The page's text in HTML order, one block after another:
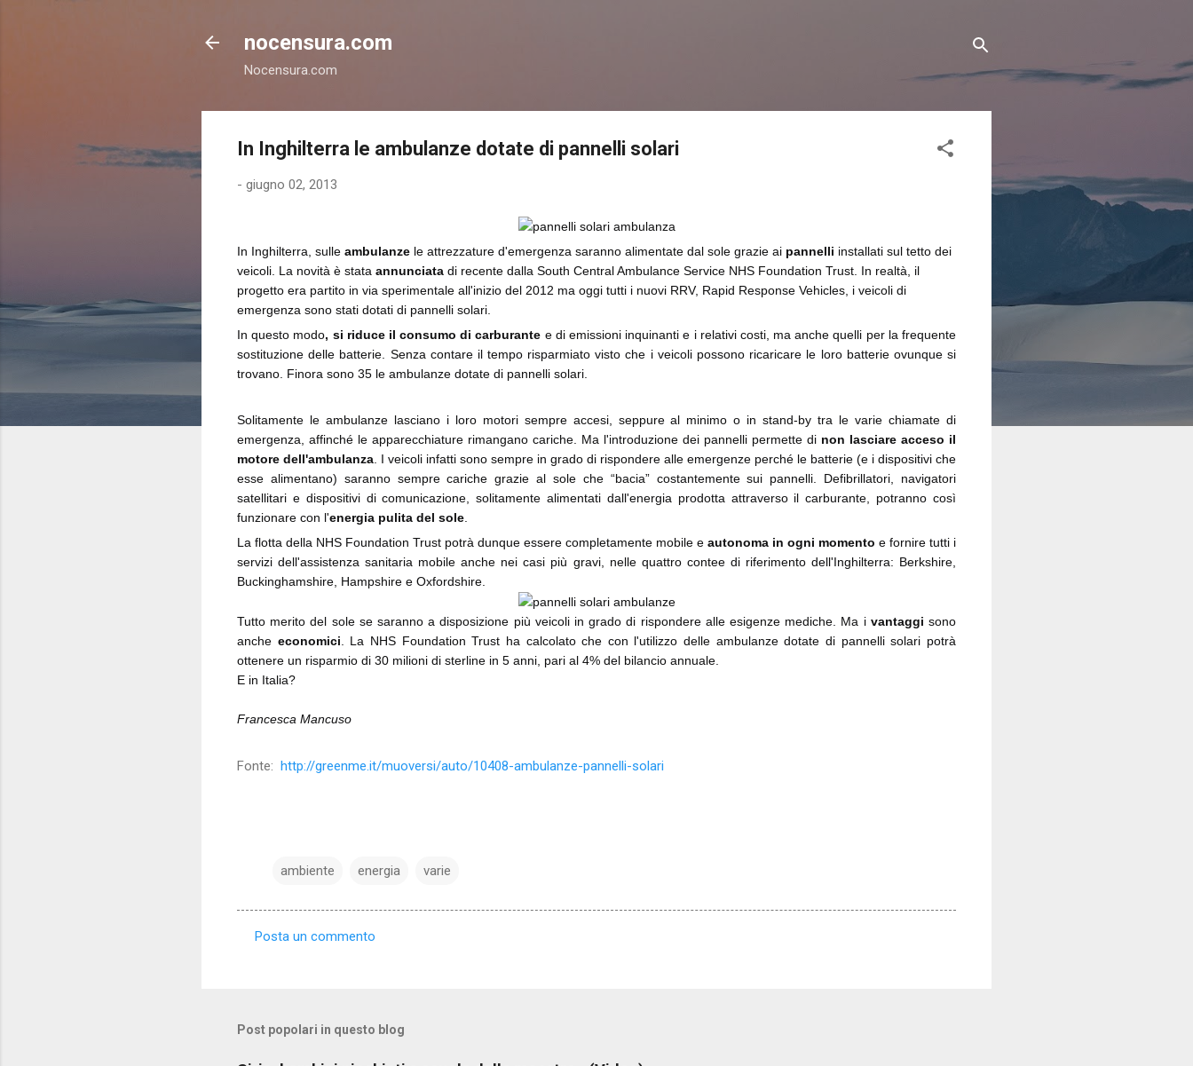
nocensura.com
Nocensura.com
In Inghilterra le ambulanze dotate di pannelli solari
- giugno 02, 2013
In Inghilterra, sulle ambulanze le attrezzature d'emergenza saranno alimentate dal sole grazie ai pannelli installati sul tetto dei
veicoli. La novità è stata annunciata di recente dalla South Central Ambulance Service NHS Foundation Trust. In realtà, il
progetto era partito in via sperimentale all'inizio del 2012 ma oggi tutti i nuovi RRV, Rapid Response Vehicles, i veicoli di
emergenza sono stati dotati di pannelli solari.
In questo modo, si riduce il consumo di carburante e di emissioni inquinanti e i relativi costi, ma anche quelli per la frequente
sostituzione delle batterie. Senza contare il tempo risparmiato visto che i veicoli possono ricaricare le loro batterie ovunque si
trovano. Finora sono 35 le ambulanze dotate di pannelli solari.
Solitamente le ambulanze lasciano i loro motori sempre accesi, seppure al minimo o in stand-by tra le varie chiamate di
emergenza, affinché le apparecchiature rimangano cariche. Ma l'introduzione dei pannelli permette di non lasciare acceso il
motore dell'ambulanza . I veicoli infatti sono sempre in grado di rispondere alle emergenze perché le batterie (e i dispositivi che
esse alimentano) saranno sempre cariche grazie al sole che “bacia” costantemente sui pannelli. Defibrillatori, navigatori
satellitari e dispositivi di comunicazione, solitamente alimentati dall'energia prodotta attraverso il carburante, potranno così
funzionare con l'energia pulita del sole
La flotta della NHS Foundation Trust potrà dunque essere completamente mobile e autonoma in ogni momento e fornire tutti i
servizi dell'assistenza sanitaria mobile anche nei casi più gravi, nelle quattro contee di riferimento dell'Inghilterra: Berkshire,
Buckinghamshire, Hampshire e Oxfordshire.
Tutto merito del sole se saranno a disposizione più veicoli in grado di rispondere alle esigenze mediche. Ma i vantaggi sono
anche economici . La NHS Foundation Trust ha calcolato che con l'utilizzo delle ambulanze dotate di pannelli solari potrà
ottenere un risparmio di 30 milioni di sterline in 5 anni, pari al 4% del bilancio annuale.
E in Italia?
Francesca Mancuso
Fonte: http://greenme.it/muoversi/auto/10408-ambulanze-pannelli-solari
ambiente energia varie
m
Posta un commento
Post popolari in questo blog